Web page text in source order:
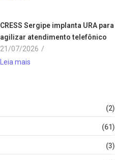
CRESS Sergipe implanta URA para
agilizar atendimento telefônico
21/07/2026 /
Leia mais
(2)
(61)
(3)